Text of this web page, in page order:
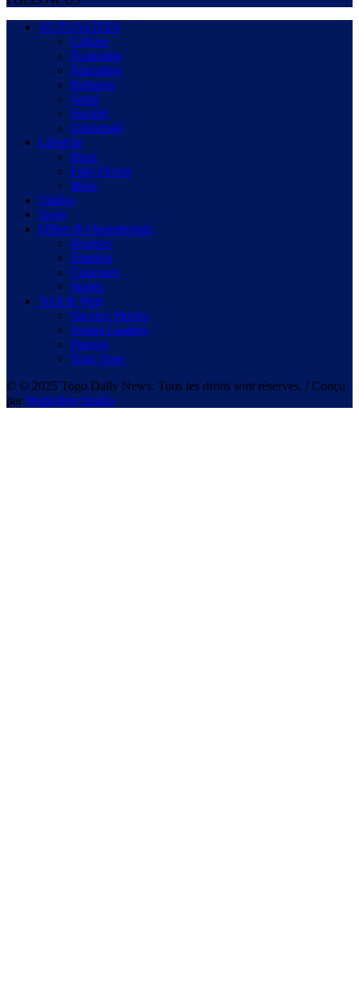
ACTUALITES
Culture
Economie
Education
Religion
Santé
Société
Université
Lifestyle
Buzz
Faits Divers
Idées
Vidéos
Sport
Offres & Opportunités
Bourses
Emplois
Concours
Stages
Tech & Web
Success Stories
Jeunes Leaders
Patrons
Togo Stars
© © 2025 Togo Daily News. Tous les droits sont réserves. / Conçu
par Warketing Studio